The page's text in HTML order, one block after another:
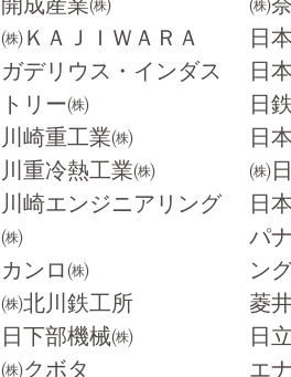
㈱ＫＡＪＩＷＡＲＡ
ガデリウス・インダス
トリー㈱
川崎重工業㈱
川重冷熱工業㈱
川崎エンジニアリング
㈱
カンロ㈱
㈱北川鉄工所
日下部機械㈱
㈱クボタ
日
日
日
日
㈱
日
パ
ン
菱
日
エ